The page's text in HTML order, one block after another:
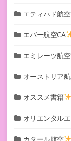
エティハド航
エバー航空CA
エミレーツ航空
オーストリア
オススメ書籍
オリエンタル
カタール航空